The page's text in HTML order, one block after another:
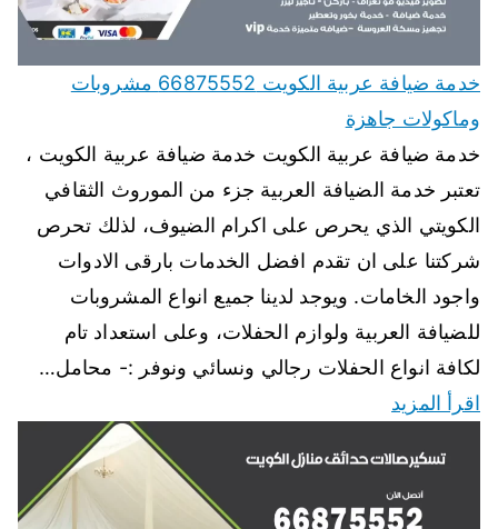
خدمة ضيافة عربية الكويت 66875552 مشروبات
وماكولات جاهزة
خدمة ضيافة عربية الكويت خدمة ضيافة عربية الكويت ،
تعتبر خدمة الضيافة العربية جزء من الموروث الثقافي
الكويتي الذي يحرص على اكرام الضيوف، لذلك تحرص
شركتنا على ان تقدم افضل الخدمات بارقى الادوات
واجود الخامات. ويوجد لدينا جميع انواع المشروبات
للضيافة العربية ولوازم الحفلات، وعلى استعداد تام
لكافة انواع الحفلات رجالي ونسائي ونوفر :- محامل…
اقرأ المزيد